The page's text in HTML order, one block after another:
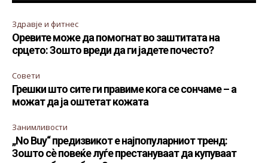
Здравје и фитнес
Оревите може да помогнат во заштитата на
срцето: Зошто вреди да ги јадете почесто?
Совети
Грешки што сите ги правиме кога се сончаме – а
можат да ја оштетат кожата
Занимливости
„No Buy“ предизвикот е најпопуларниот тренд:
Зошто сè повеќе луѓе престануваат да купуваат